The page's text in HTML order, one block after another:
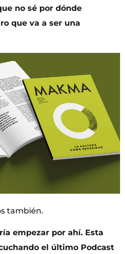
no sé por dónde
que va a ser una
también.
empezar por ahí. Esta
el último Podcast